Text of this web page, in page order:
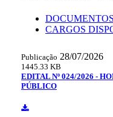
DOCUMENTOS
CARGOS
Publicação 28/07/2026
1445.33 KB
EDITAL Nº 024/2026 -
PÚBLICO